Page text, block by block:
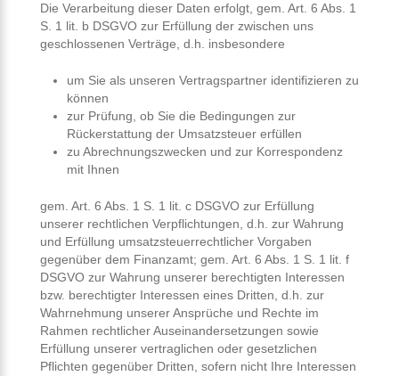
Die Verarbeitung dieser Daten erfolgt, gem. Art. 6 Abs. 1
S. 1 lit. b DSGVO zur Erfüllung der zwischen uns
geschlossenen Verträge, d.h. insbesondere
um Sie als unseren Vertragspartner identifizieren zu
können
zur Prüfung, ob Sie die Bedingungen zur
Rückerstattung der Umsatzsteuer erfüllen
zu Abrechnungszwecken und zur Korrespondenz
mit Ihnen
gem. Art. 6 Abs. 1 S. 1 lit. c DSGVO zur Erfüllung
unserer rechtlichen Verpflichtungen, d.h. zur Wahrung
und Erfüllung umsatzsteuerrechtlicher Vorgaben
gegenüber dem Finanzamt; gem. Art. 6 Abs. 1 S. 1 lit. f
DSGVO zur Wahrung unserer berechtigten Interessen
bzw. berechtigter Interessen eines Dritten, d.h. zur
Wahrnehmung unserer Ansprüche und Rechte im
Rahmen rechtlicher Auseinandersetzungen sowie
Erfüllung unserer vertraglichen oder gesetzlichen
Pflichten gegenüber Dritten, sofern nicht Ihre Interessen